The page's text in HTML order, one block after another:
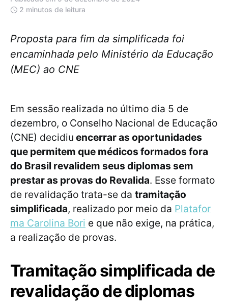
2 minutos de leitura
Proposta para fim da simplificada foi
encaminhada pelo Ministério da Educação
(MEC) ao CNE
Em sessão realizada no último dia 5 de
dezembro, o Conselho Nacional de Educação
(CNE) decidiu encerrar as oportunidades
que permitem que médicos formados fora
do Brasil revalidem seus diplomas sem
prestar as provas do Revalida. Esse formato
de revalidação trata-se da tramitação
simplificada, realizado por meio da Platafor
ma Carolina Bori e que não exige, na prática,
a realização de provas.
Tramitação simplificada de
revalidação de diplomas